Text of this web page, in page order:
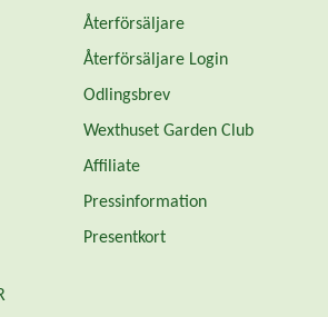
Återförsäljare
Återförsäljare Login
Odlingsbrev
Wexthuset Garden Club
Affiliate
Pressinformation
Presentkort